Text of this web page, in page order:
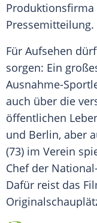
Produktionsfirma
Pressemitteilung.
Für Aufsehen
sorgen: Ein
Ausnahme-
auch über die
öffentlichen
und Berlin, aber
(73) im Verein
Chef der
Dafür reist das